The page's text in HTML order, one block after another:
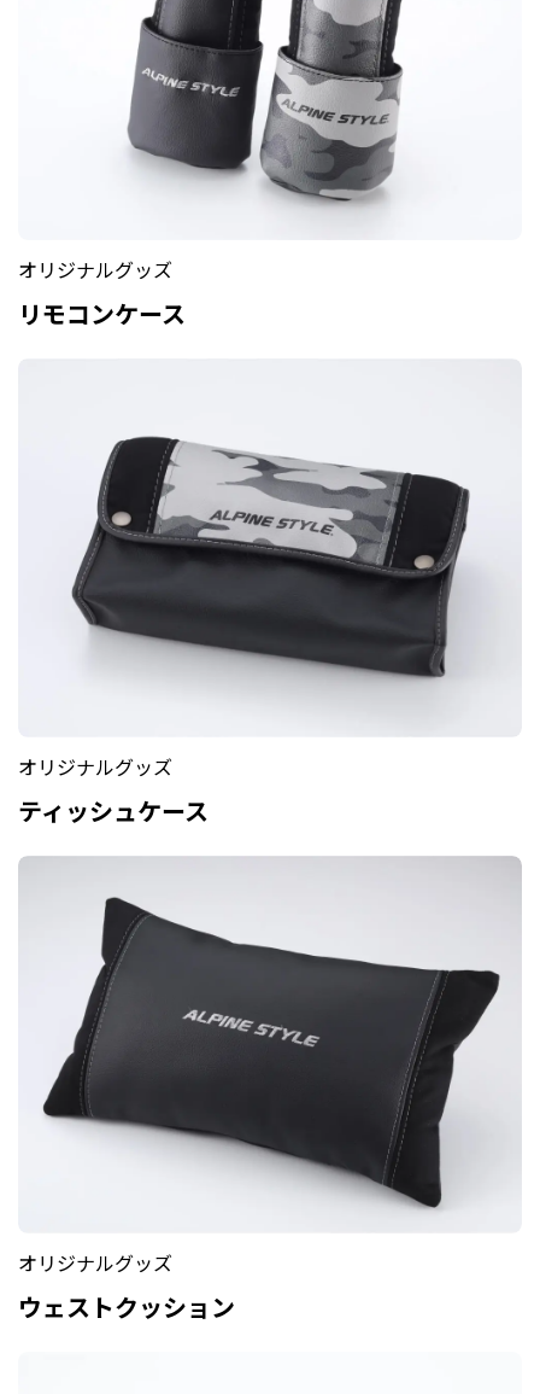
オリジナルグッズ
リモコンケース
オリジナルグッズ
ティッシュケース
オリジナルグッズ
ウェストクッション